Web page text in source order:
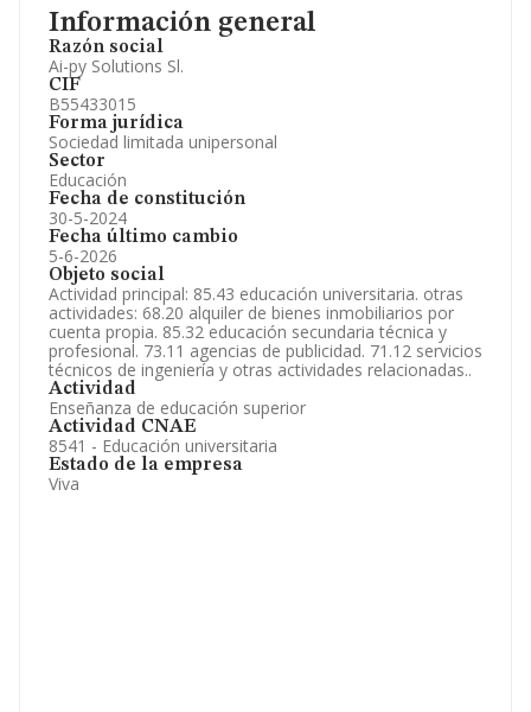
Información general
Razón social
Ai-py Solutions Sl.
CIF
B55433015
Forma jurídica
Sociedad limitada unipersonal
Sector
Educación
Fecha de constitución
30-5-2024
Fecha último cambio
5-6-2026
Objeto social
Actividad principal: 85.43 educación universitaria. otras
actividades: 68.20 alquiler de bienes inmobiliarios por
cuenta propia. 85.32 educación secundaria técnica y
profesional. 73.11 agencias de publicidad. 71.12 servicios
técnicos de ingeniería y otras actividades relacionadas..
Actividad
Enseñanza de educación superior
Actividad CNAE
8541 - Educación universitaria
Estado de la empresa
Viva
Información oficial y registral complementaria.